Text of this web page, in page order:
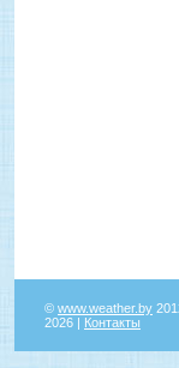
© www.weather.by
2026 | Контакты